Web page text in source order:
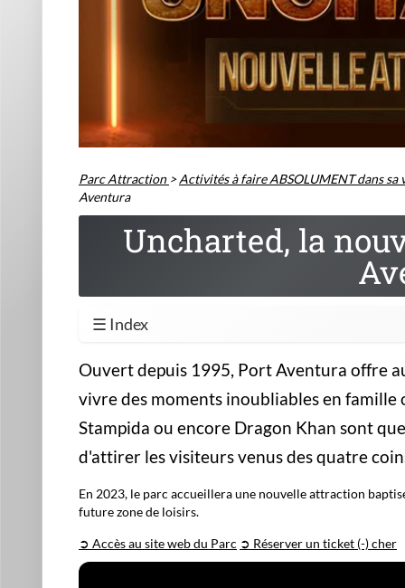
Parc Attraction >Activités à faire ABSOLUMENT dans sa
Aventura
Uncharted, la
☰ Index
Ouvert depuis 1995, Port Aventura offre
vivre des moments inoubliables en famille
Stampida ou encore Dragon Khan sont
d'attirer les visiteurs venus des quatre
En 2023, le parc accueillera une nouvelle attraction
future zone de loisirs.
➲ Accès au site web du Parc ➲ Réserver un ticket (-) cher